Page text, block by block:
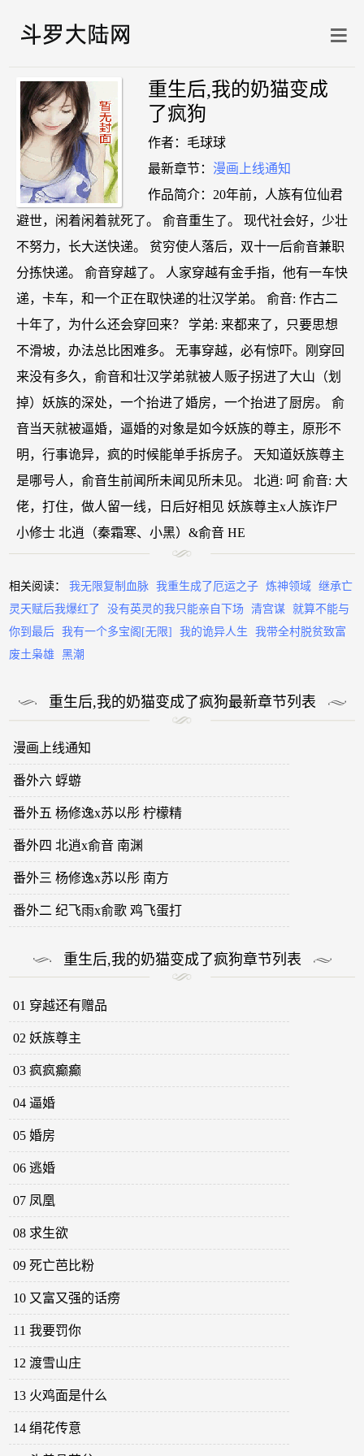
重生后,我的奶猫变成
了疯狗
作者：毛球球
最新章节： 漫画上线通知
作品简介：20年前，人族有位仙君
避世，闲着闲着就死了。 俞音重生了。 现代社会好，少壮
不努力，长大送快递。 贫穷使人落后，双十一后俞音兼职
分拣快递。 俞音穿越了。 人家穿越有金手指，他有一车快
递，卡车，和一个正在取快递的壮汉学弟。 俞音: 作古二
十年了，为什么还会穿回来？ 学弟: 来都来了，只要思想
不滑坡，办法总比困难多。 无事穿越，必有惊吓。刚穿回
来没有多久，俞音和壮汉学弟就被人贩子拐进了大山（划
掉）妖族的深处，一个抬进了婚房，一个抬进了厨房。 俞
音当天就被逼婚，逼婚的对象是如今妖族的尊主，原形不
明，行事诡异，疯的时候能单手拆房子。 天知道妖族尊主
是哪号人，俞音生前闻所未闻见所未见。 北逍: 呵 俞音: 大
佬，打住，做人留一线，日后好相见 妖族尊主x人族诈尸
小修士 北逍（秦霜寒、小黑）&俞音 HE
相关阅读：我无限复制血脉 我重生成了厄运之子 炼神领域
继承亡
灵天赋后我爆红了
没有英灵的我只能亲自下场 清宫谋
就算不能与
你到最后
我有一个多宝阁[无限] 我的诡异人生
我带全村脱贫致富
废土枭雄
黑潮
重生后,我的奶猫变成了疯狗最新章节列表
漫画上线通知
番外六 蜉蝣
番外五 杨修逸x苏以彤 柠檬精
番外四 北逍x俞音 南渊
番外三 杨修逸x苏以彤 南方
番外二 纪飞雨x俞歌 鸡飞蛋打
重生后,我的奶猫变成了疯狗章节列表
01 穿越还有赠品
02 妖族尊主
03 疯疯癫癫
04 逼婚
05 婚房
06 逃婚
07 凤凰
08 求生欲
09 死亡芭比粉
10 又富又强的话痨
11 我要罚你
12 渡雪山庄
13 火鸡面是什么
14 绢花传意